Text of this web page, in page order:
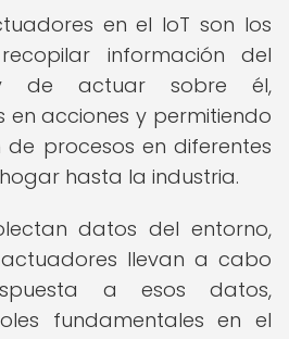
en el IoT son los
información del
de actuar sobre él,
acciones y permitiendo
procesos en diferentes
hasta la industria.
datos del entorno,
llevan a cabo
a esos datos,
fundamentales en el